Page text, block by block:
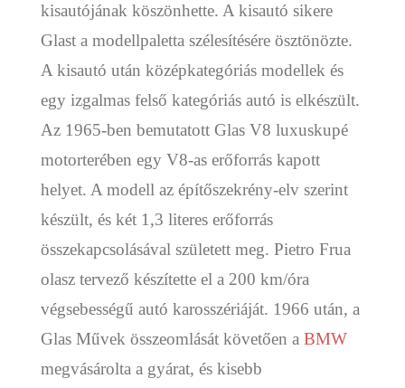
kisautójának köszönhette. A kisautó sikere
Glast a modellpaletta szélesítésére ösztönözte.
A kisautó után középkategóriás modellek és
egy izgalmas felső kategóriás autó is elkészült.
Az 1965-ben bemutatott Glas V8 luxuskupé
motorterében egy V8-as erőforrás kapott
helyet. A modell az építőszekrény-elv szerint
készült, és két 1,3 literes erőforrás
összekapcsolásával született meg. Pietro Frua
olasz tervező készítette el a 200 km/óra
végsebességű autó karosszériáját. 1966 után, a
Glas Művek összeomlását követően a BMW
megvásárolta a gyárat, és kisebb